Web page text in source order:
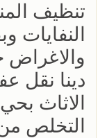
تنظيف
النفايات
والاغراض
دينا نقل
الاثاث
التخلص